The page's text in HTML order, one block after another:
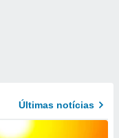
Últimas notícias